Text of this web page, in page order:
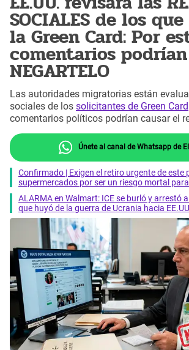
SOCIALES de los
la Green Card: Por
comentarios podrían
NEGARTELO
Las autoridades migratorias están
sociales de los solicitantes de Green Card
comentarios políticos podrían causar el
Únete al canal de Whatsapp de
Confirmado | Exigen el retiro urgente de este
supermercados por ser un riesgo mortal
ALARMA en Walmart: ICE se burló y arrestó
que huyó de la guerra de Ucrania hacia